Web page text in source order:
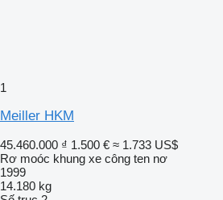
1
Meiller HKM
45.460.000 ₫ 1.500 € ≈ 1.733 US$
Rơ moóc khung xe công ten nơ
1999
14.180 kg